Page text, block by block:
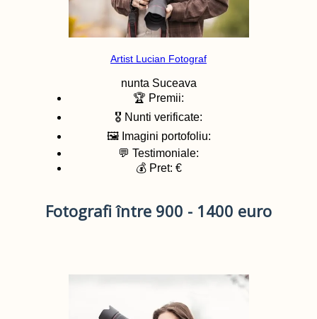
Artist Lucian Fotograf
nunta Suceava
🏆 Premii:
🎖️ Nunti verificate:
🖼️ Imagini portofoliu:
💬 Testimoniale:
💰 Pret: €
Fotografi între 900 - 1400 euro